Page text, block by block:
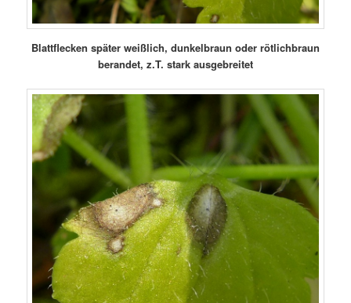
Blattflecken später weißlich, dunkelbraun oder rötlichbraun
berandet, z.T. stark ausgebreitet